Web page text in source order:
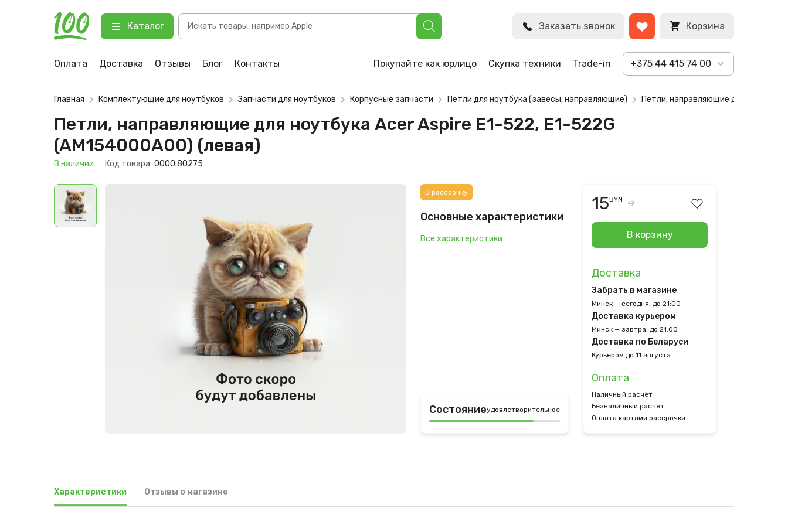
Каталог
Поиск
товаров
Заказать звонок Корзина
Оплата Доставка Отзывы Блог Контакты Покупайте как юрлицо Скупка техники Trade-in +375 44 415 74 00
Петли, направляющие для ноутбука Acer Aspire E1-522, E1-522G (AM154000A00) (левая)
123 В наличии
BYN
Главная Комплектующие для ноутбуков Запчасти для ноутбуков Корпусные запчасти Петли для ноутбука (завесы, направляющие) Петли, направляющие для ноутбука
Петли, направляющие для ноутбука Acer Aspire E1-522, E1-522G
(AM154000A00) (левая)
В наличии Код товара: 0000.80275
В рассрочку
Основные характеристики
Все характеристики
Состояниеудовлетворительное
15BYN 17
В корзину
Доставка
Забрать в магазине
Минск — сегодня, до 21:00
Доставка курьером
Минск — завтра, до 21:00
Доставка по Беларуси
Курьером до 11 августа
Оплата
Наличный расчёт
Безналичный расчёт
Оплата картами рассрочки
Характеристики Отзывы о магазине